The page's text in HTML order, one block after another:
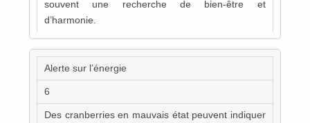
souvent une recherche de bien-être et
d’harmonie.
Alerte sur l’énergie
6
Des cranberries en mauvais état peuvent indiquer